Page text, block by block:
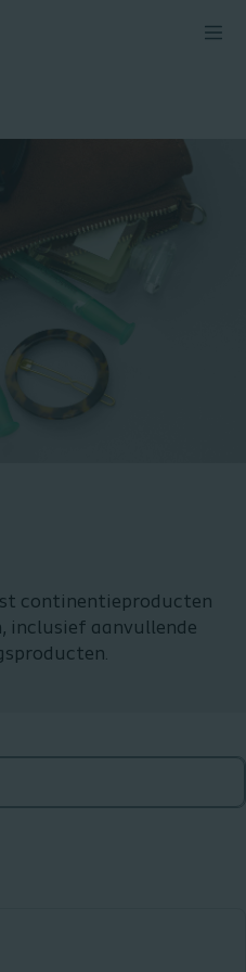
continentieproducten
inclusief aanvullende